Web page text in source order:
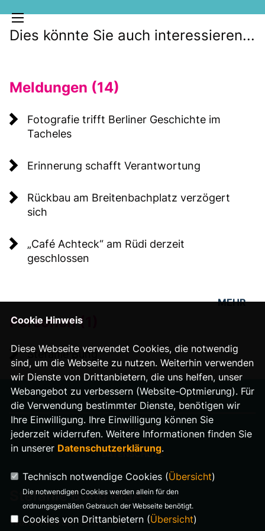
MELDUNGEN
Dies könnte Sie auch interessieren...
Meldungen (14)
Fotografie trifft Berliner Geschichte im
Tacheles
Erinnerung schafft Verantwortung
Rückbau am Breitenbachplatz verzögert
sich
Café Achteck“ am Rüdi derzeit
geschlossen
MEHR
Personen (1)
Stefanie Bung
IMPRESSUM
DATENSCHUTZ
Stefanie Bung MdA
Warnemünder Straße 29
Cookie Hinweis
Diese Webseite verwendet Cookies, die notwendig
sind, um die Webseite zu nutzen. Weiterhin verwenden
wir Dienste von Drittanbietern, die uns helfen, unser
Webangebot zu verbessern (Website-Optmierung). Für
die Verwendung bestimmter Dienste, benötigen wir
Ihre Einwilligung. Ihre Einwilligung können Sie
jederzeit widerrufen. Weitere Informationen finden Sie
in unserer Datenschutzerklärung.
Technisch notwendige Cookies (Übersicht)
Die notwendigen Cookies werden allein für den
ordnungsgemäßen Gebrauch der Webseite benötigt.
Cookies von Drittanbietern (Übersicht)